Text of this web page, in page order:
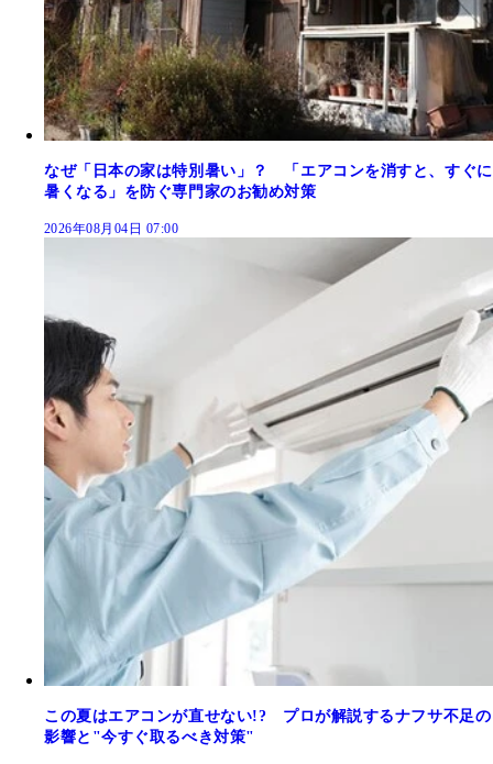
なぜ「日本の家は特別暑い」？ 「エアコンを消すと、すぐに
暑くなる」を防ぐ専門家のお勧め対策
2026年08月04日 07:00
この夏はエアコンが直せない!? プロが解説するナフサ不足の
影響と"今すぐ取るべき対策"